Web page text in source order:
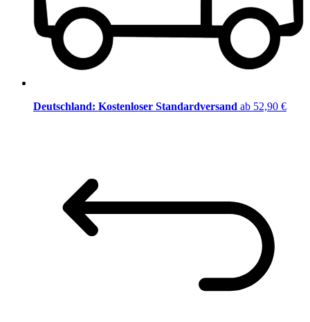
Deutschland: Kostenloser Standardversand ab 52,90 €